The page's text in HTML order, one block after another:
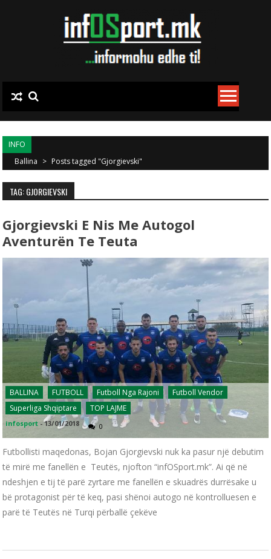
INFO
Ballina > Posts tagged "Gjorgievski"
TAG: GJORGIEVSKI
Gjorgievski E Nis Me Autogol
Aventurën Te Teuta
BALLINA FUTBOLL Futboll Nga Rajoni
Futboll Vendor
Superliga Shqiptare
TOP LAJME
infosport -13/01/2018 0
Futbollisti maqedonas, Bojan Gjorgievski nuk ka pasur një debutim
të mirë me fanellën e Teutës, njofton “infOSport.mk”. Ai që në
ndeshjen e tij të parë zyrtare me fanellën e skuadrës durrësake u
bë protagonist për të keq, pasi shënoi autogo në kontrolluesen e
parë të Teutës në Turqi përballë çekëve